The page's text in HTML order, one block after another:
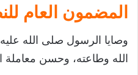
المضمون العام
وصايا الرسول صلى الله
الله وطاعته، وحسن معاملة